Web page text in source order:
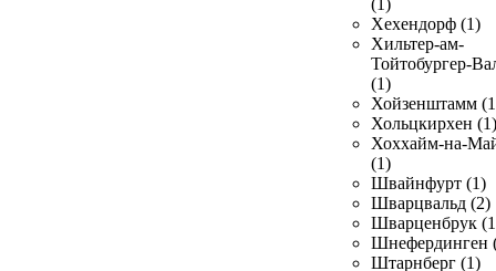
(1)
Хехендорф (1)
Хильтер-ам-
Тойтобургер-
(1)
Хойзенштамм
Хольцкирхен (1)
Хоххайм-на-
(1)
Швайнфурт (1)
Шварцвальд (2)
Шварценбрук
Шнефердинген
Штарнберг (1)